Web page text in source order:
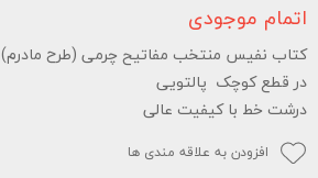
اتمام موجودی
کتاب نفیس منتخب مفاتیح چرمی (طرح مادرم)
در قطع کوچک پالتویی
درشت خط با کیفیت عالی
افزودن به علاقه مندی ها